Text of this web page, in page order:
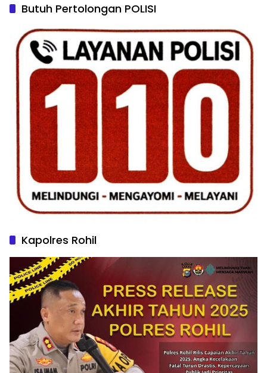
Butuh Pertolongan POLISI
Kapolres Rohil